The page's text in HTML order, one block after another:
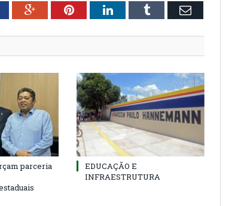
Google+PinterestLinkedInTumblr Email
parceria
EDUCAÇÃO E
INFRAESTRUTURA